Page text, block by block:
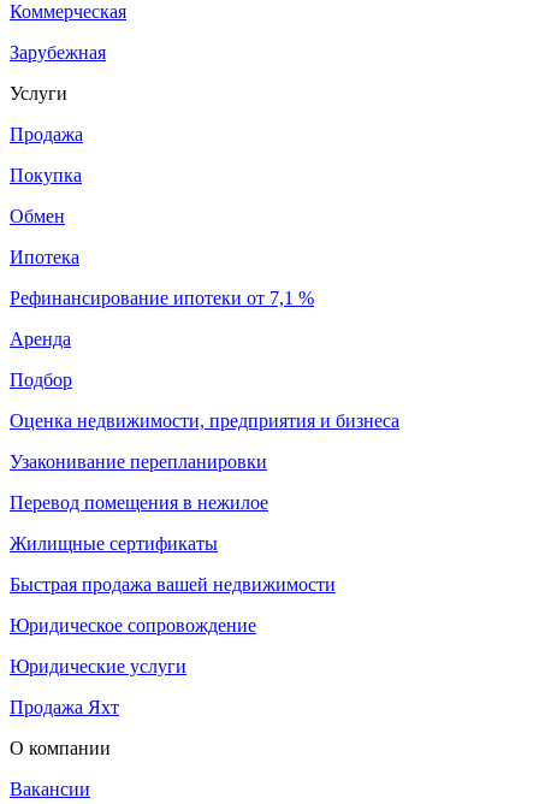
Коммерческая
Зарубежная
Услуги
Продажа
Покупка
Обмен
Ипотека
Рефинансирование ипотеки от 7,1 %
Аренда
Подбор
Оценка недвижимости, предприятия и бизнеса
Узаконивание перепланировки
Перевод помещения в нежилое
Жилищные сертификаты
Быстрая продажа вашей недвижимости
Юридическое сопровождение
Юридические услуги
Продажа Яхт
О компании
Вакансии